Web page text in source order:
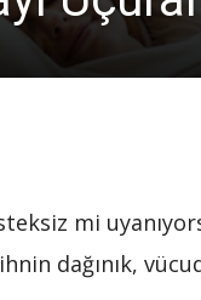
mi
dağınık,